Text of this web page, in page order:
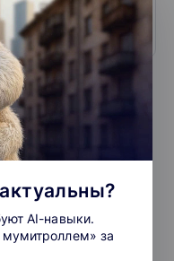
Photoshop,
светом и
AI-навыки.
за